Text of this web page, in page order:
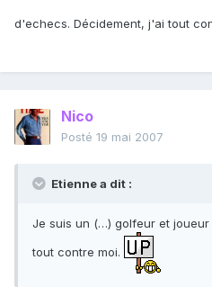
d'echecs. Décidement, j'ai tout
Nico
Posté 19 mai 2007
Etienne a dit :
Je suis un (…) golfeur et
tout contre moi.